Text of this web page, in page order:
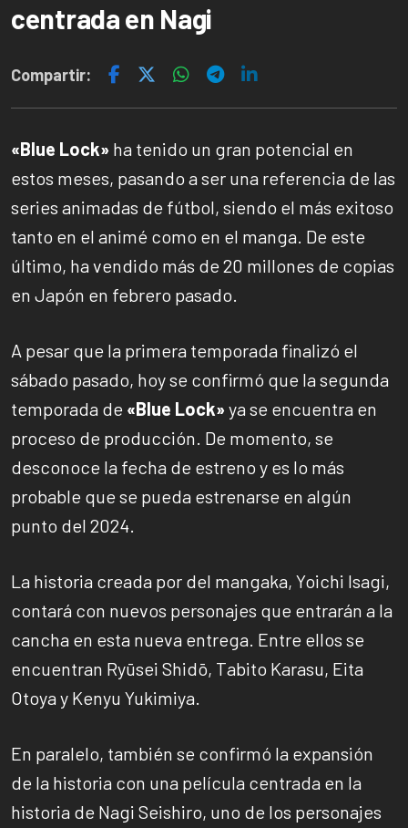
centrada en Nagi
Compartir:
«Blue Lock» ha tenido un gran potencial en
estos meses, pasando a ser una referencia de las
series animadas de fútbol, siendo el más exitoso
tanto en el animé como en el manga. De este
último, ha vendido más de 20 millones de copias
en Japón en febrero pasado.
A pesar que la primera temporada finalizó el
sábado pasado, hoy se confirmó que la segunda
temporada de «Blue Lock»ya se encuentra en
proceso de producción. De momento, se
desconoce la fecha de estreno y es lo más
probable que se pueda estrenarse en algún
punto del 2024.
La historia creada por del mangaka, Yoichi Isagi,
contará con nuevos personajes que entrarán a la
cancha en esta nueva entrega. Entre ellos se
encuentran Ryūsei Shidō, Tabito Karasu, Eita
Otoya y Kenyu Yukimiya.
En paralelo, también se confirmó la expansión
de la historia con una película centrada en la
historia de Nagi Seishiro, uno de los personajes